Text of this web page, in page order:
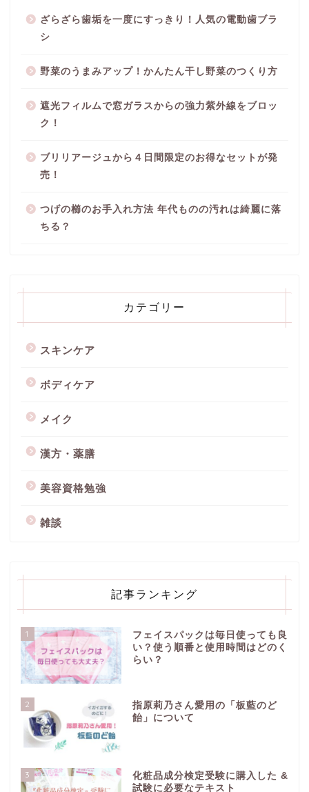
ざらざら歯垢を一度にすっきり！人気の電動歯ブラ
シ
野菜のうまみアップ！かんたん干し野菜のつくり方
遮光フィルムで窓ガラスからの強力紫外線をブロッ
ク！
ブリリアージュから４日間限定のお得なセットが発
売！
つげの櫛のお手入れ方法 年代ものの汚れは綺麗に落
ちる？
カテゴリー
スキンケア
ボディケア
メイク
漢方・薬膳
美容資格勉強
雑談
記事ランキング
1
フェイスパックは毎日使っても良
い？使う順番と使用時間はどのく
らい？
2
指原莉乃さん愛用の「板藍のど
飴」について
3
化粧品成分検定受験に購入した &
試験に必要なテキスト